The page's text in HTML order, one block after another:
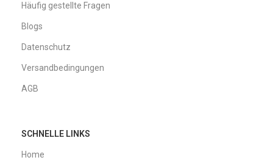
Häufig gestellte Fragen
Blogs
Datenschutz
Versandbedingungen
AGB
SCHNELLE LINKS
Home